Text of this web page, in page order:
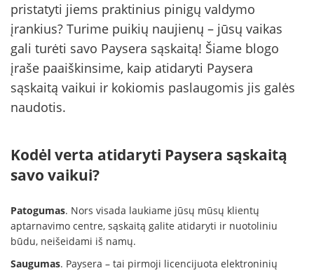
pristatyti jiems praktinius pinigų valdymo
įrankius? Turime puikių naujienų – jūsų vaikas
gali turėti savo Paysera sąskaitą! Šiame blogo
įraše paaiškinsime, kaip atidaryti Paysera
sąskaitą vaikui ir kokiomis paslaugomis jis galės
naudotis.
Kodėl verta atidaryti Paysera sąskaitą
savo vaikui?
Patogumas. Nors visada laukiame jūsų mūsų klientų
aptarnavimo centre, sąskaitą galite atidaryti ir nuotoliniu
būdu, neišeidami iš namų.
Saugumas. Paysera – tai pirmoji licencijuota elektroninių